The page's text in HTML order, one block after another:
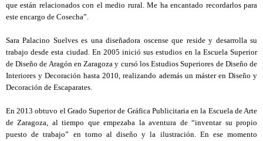
que están relacionados con el medio rural. Me ha encantado recordarlos para
este encargo de Cosecha”.
Sara Palacino Suelves es una diseñadora oscense que reside y desarrolla su
trabajo desde esta ciudad. En 2005 inició sus estudios en la Escuela Superior
de Diseño de Aragón en Zaragoza y cursó los Estudios Superiores de Diseño de
Interiores y Decoración hasta 2010, realizando además un máster en Diseño y
Decoración de Escaparates.
En 2013 obtuvo el Grado Superior de Gráfica Publicitaria en la Escuela de Arte
de Zaragoza, al tiempo que empezaba la aventura de “inventar su propio
puesto de trabajo” en torno al diseño y la ilustración. En ese momento